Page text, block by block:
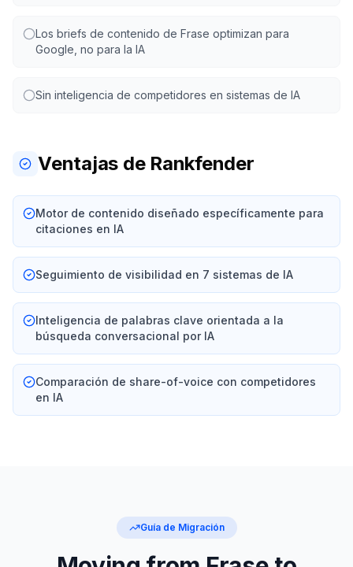
Los briefs de contenido de Frase optimizan para
Google, no para la IA
Sin inteligencia de competidores en sistemas de IA
Ventajas de Rankfender
Motor de contenido diseñado específicamente para
citaciones en IA
Seguimiento de visibilidad en 7 sistemas de IA
Inteligencia de palabras clave orientada a la
búsqueda conversacional por IA
Comparación de share-of-voice con competidores
en IA
Guía de Migración